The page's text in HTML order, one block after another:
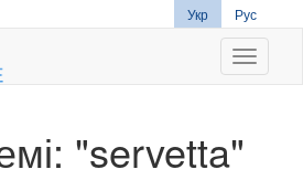
Укр Рус
"servetta"